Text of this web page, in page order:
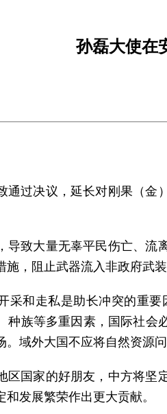
孙磊大使在
通过决议，延长对刚果（金
导致大量无辜平民伤亡、
，阻止武器流入非政府武
采和走私是助长冲突的重
种族等多重因素，国际社会
。域外大国不应将自然资源
区国家的好朋友，中方将坚
发展繁荣作出更大贡献。